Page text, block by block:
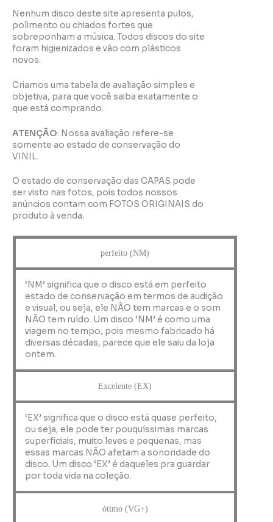
Nenhum disco deste site apresenta pulos,
polimento ou chiados fortes que
sobreponham a música. Todos discos do site
foram higienizados e vão com plásticos
novos.
Criamos uma tabela de avaliação simples e
objetiva, para que você saiba exatamente o
que está comprando.
ATENÇÃO: Nossa avaliação refere-se
somente ao estado de conservação do
VINIL.
O estado de conservação das CAPAS pode
ser visto nas fotos, pois todos nossos
anúncios contam com FOTOS ORIGINAIS do
produto à venda.
perfeito (NM)
‘NM’ significa que o disco está em perfeito
estado de conservação em termos de audição
e visual, ou seja, ele NÃO tem marcas e o som
NÃO tem ruído. Um disco ‘NM’ é como uma
viagem no tempo, pois mesmo fabricado há
diversas décadas, parece que ele saiu da loja
ontem.
Excelente (EX)
‘EX’ significa que o disco está quase perfeito,
ou seja, ele pode ter pouquíssimas marcas
superficiais, muito leves e pequenas, mas
essas marcas NÃO afetam a sonoridade do
disco. Um disco ‘EX’ é daqueles pra guardar
por toda vida na coleção.
ótimo (VG+)